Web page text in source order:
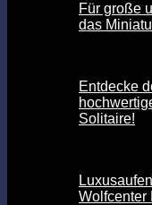
Für große
das
Entdecke
Solitaire!
Wolfcenter